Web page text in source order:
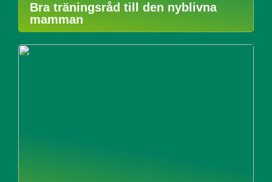
Bra träningsråd till den nyblivna
mamman